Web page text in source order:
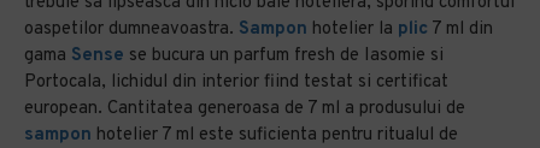
oaspetilor dumneavoastra. Sampon hotelier la plic 7 ml din
gama Sense se bucura un parfum fresh de Iasomie si
Portocala, lichidul din interior fiind testat si certificat
european. Cantitatea generoasa de 7 ml a produsului de
sampon hotelier 7 ml este suficienta pentru ritualul de